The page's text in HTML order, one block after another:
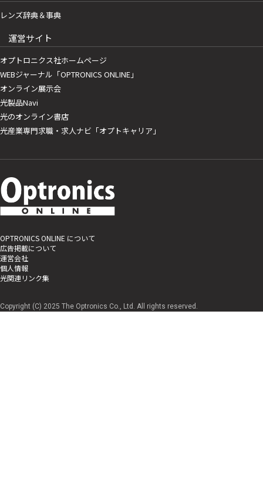
レンズ辞典＆事典
運営サイト
オプトロニクス社ホームページ
WEBジャーナル「OPTRONICS ONLINE」
オンライン展示会
光製品Navi
光のオンライン書店
光産業専門求職・求人ナビ「オプトキャリア」
OPTRONICS ONLINE について
広告掲載について
運営会社
個人情報
光関連リンク集
Copyright (C) 2025 The Optronics Co., Ltd. All rights reserved.